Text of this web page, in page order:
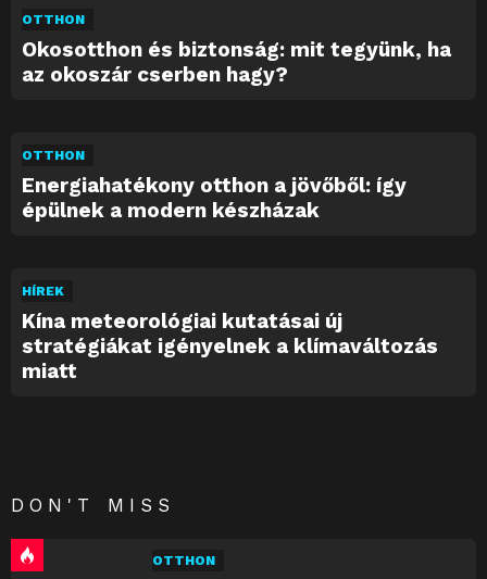
OTTHON
Okosotthon és biztonság: mit tegyünk, ha
az okoszár cserben hagy?
OTTHON
Energiahatékony otthon a jövőből: így
épülnek a modern készházak
HÍREK
Kína meteorológiai kutatásai új
stratégiákat igényelnek a klímaváltozás
miatt
DON'T MISS
OTTHON